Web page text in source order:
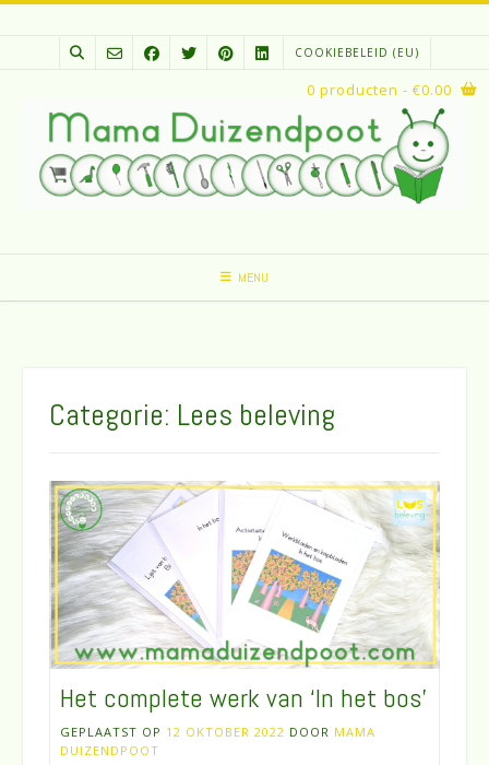
Spring
COOKIEBELEID (EU)
MENU
0 producten - €0.00
Categorie: Lees beleving
Het complete werk van ‘In het bos’
GEPLAATST OP 12 OKTOBER 2022 DOOR MAMA
DUIZENDPOOT